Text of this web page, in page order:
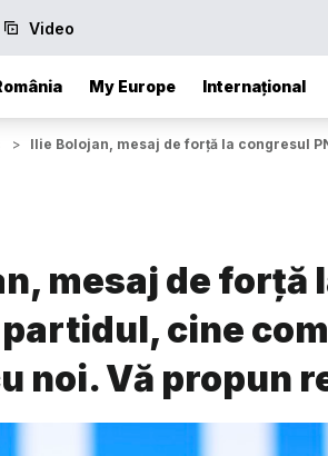
Video
My Europe Internațional
> Ilie Bolojan, mesaj de forță la congresul
mesaj de forță
cine
noi. Vă propun